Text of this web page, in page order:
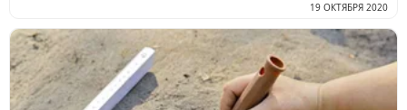
19 ОКТЯБРЯ 2020